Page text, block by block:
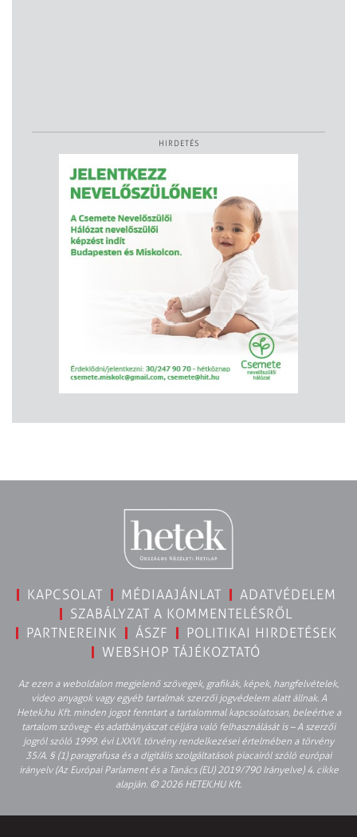
HIRDETÉS
KAPCSOLAT MÉDIAAJÁNLAT
ADATVÉDELEM
SZABÁLYZAT A KOMMENTELÉSRŐL
PARTNEREINK
ÁSZF
POLITIKAI HIRDETÉSEK
WEBSHOP TÁJÉKOZTATÓ
Az ezen a weboldalon megjelenő szövegek, grafikák, képek, hangfelvételek,
video anyagok vagy egyéb tartalmak szerzői jogvédelem alatt állnak. A
Hetek.hu Kft. minden jogot fenntart a tartalommal kapcsolatosan, beleértve a
tartalom szöveg- és adatbányászat céljára való felhasználását is – A szerzői
jogról szóló 1999. évi LXXVI. törvény rendelkezései értelmében a törvény
35/A. § (1) paragrafusa és a digitális szolgáltatások piacairól szóló európai
irányelv (Az Európai Parlament és a Tanács (EU) 2019/790 Irányelve) 4. cikke
alapján. © 2026 HETEK.HU Kft.